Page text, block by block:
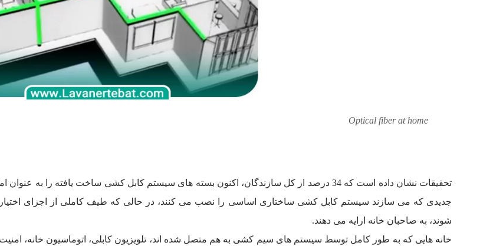
Optical fiber at home
تحقیقات نشان داده است که 34 درصد از کل سازندگان، اکنون بسته های سیستم کابل کشی ساخت یافته را
جدیدی که می سازند سیستم کابل کشی ساختاری اساسی را نصب می کنند، در حالی که طیف کاملی از اجزای
شوند، به صاحبان خانه ارایه می دهند.
خانه هایی که به طور کامل توسط سیستم های سیم کشی به هم متصل شده اند، تلویزیون کابلی، اتوماسیون خانه،